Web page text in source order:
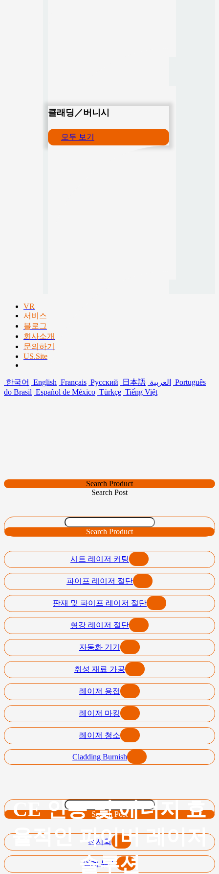
클래딩／버니시
모두 보기
VR
서비스
블로그
회사소개
문의하기
US.Site
한국어 English Français Русский 日本語 العربية
Português
do Brasil Español de México Türkçe Tiếng Việt
Search Product
Search Post
Search Product
시트 레이저 커팅
파이프 레이저 절단
판재 및 파이프 레이저 절단
형강 레이저 절단
자동화 기기
취성 재료 가공
레이저 용접
레이저 마킹
레이저 청소
Cladding Burnish
Search Post
전시회
업계 뉴스
CE 인증 및 에너지 효
율적인 파이버 레이저
솔루션